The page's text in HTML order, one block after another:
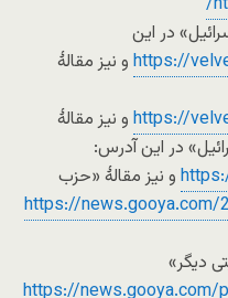
در این
https:// و نیز مقالۀ
https:// و نیز مقالۀ
در این آدرس:
و نیز مقالۀ «حزب
https://
دیگر»
https://